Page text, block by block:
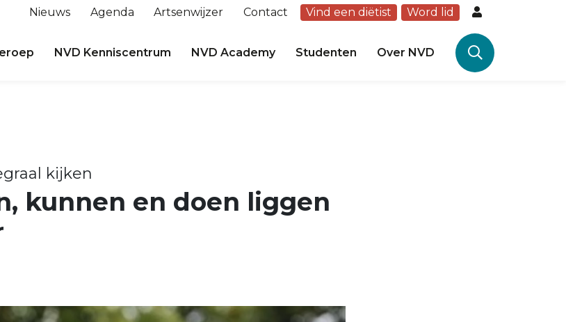
Nieuws Agenda Artsenwijzer Contact Vind een diëtist Word lid
NVD Kenniscentrum NVD Academy Studenten Over NVD
kijken
kunnen en doen liggen